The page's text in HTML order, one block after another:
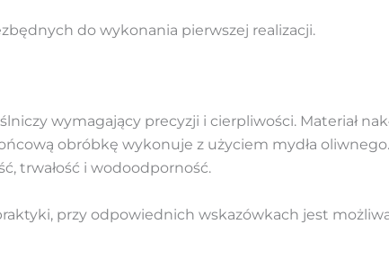
do wykonania pierwszej realizacji.
wymagający precyzji i cierpliwości. Materiał
obróbkę wykonuje z użyciem mydła oliwnego.
trwałość i wodoodporność.
przy odpowiednich wskazówkach jest